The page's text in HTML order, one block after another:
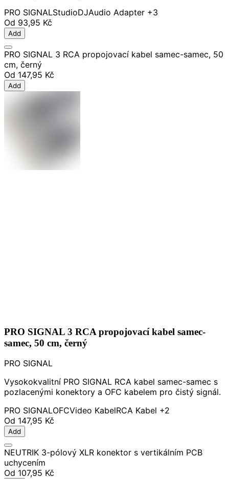
PRO SIGNALStudioDJAudio Adapter +3
Od 93,95 Kč
Add
PRO SIGNAL 3 RCA propojovací kabel samec-samec, 50
cm, černý
Od 147,95 Kč
Add
PRO SIGNAL 3 RCA propojovací kabel samec-
samec, 50 cm, černý
PRO SIGNAL
Vysokokvalitní PRO SIGNAL RCA kabel samec-samec s
pozlacenými konektory a OFC kabelem pro čistý signál.
PRO SIGNALOFCVideo KabelRCA Kabel +2
Od 147,95 Kč
Add
NEUTRIK 3-pólový XLR konektor s vertikálním PCB
uchycením
Od 107,95 Kč